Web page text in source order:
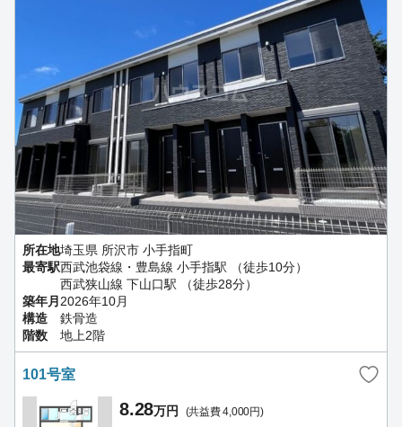
所在地埼玉県 所沢市 小手指町
最寄駅西武池袋線・豊島線 小手指駅 （徒歩10分）
西武狭山線 下山口駅 （徒歩28分）
築年月 2026年10月
構造
鉄骨造
階数
地上2階
101号室
8.28万円 (共益費 4,000円)